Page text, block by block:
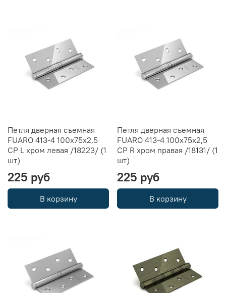
Петля дверная съемная
FUARO 413-4 100х75х2,5
CP L хром левая /18223/ (1
шт)
225 руб
В корзину
Петля дверная съемная
FUARO 413-4 100х75х2,5
CP R хром правая /18131/ (1
шт)
225 руб
В корзину